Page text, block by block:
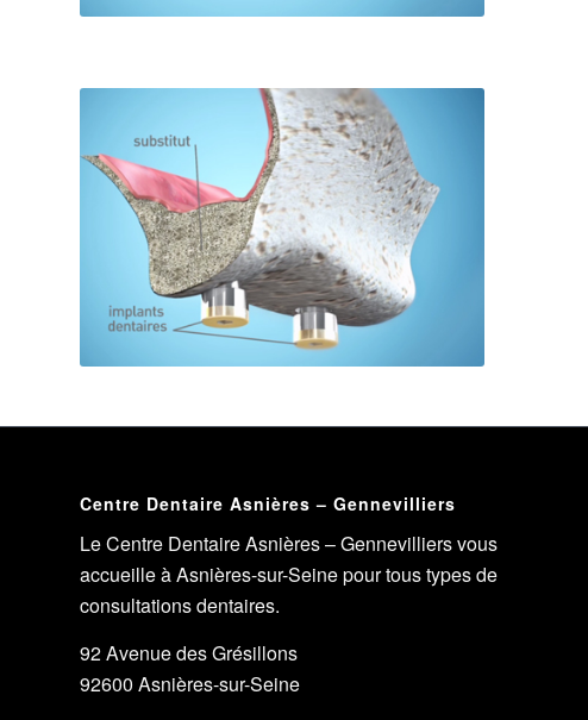
Centre Dentaire Asnières – Gennevilliers
Le Centre Dentaire Asnières – Gennevilliers vous
accueille à Asnières-sur-Seine pour tous types de
consultations dentaires.
92 Avenue des Grésillons
92600 Asnières-sur-Seine